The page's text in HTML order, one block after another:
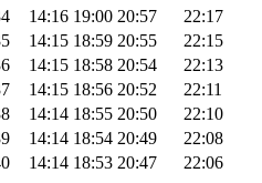
14:16 19:00 20:57
22:17
14:15 18:59 20:55
22:15
14:15 18:58 20:54
22:13
14:15 18:56 20:52
22:11
14:14 18:55 20:50
22:10
14:14 18:54 20:49
22:08
14:14 18:53 20:47
22:06